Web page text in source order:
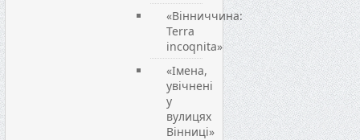
«Вінниччина:
Terra
incoqnita»
«Імена,
увічнені
у
вулицях
Вінниці»